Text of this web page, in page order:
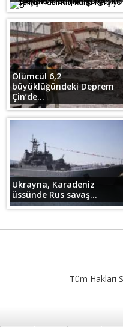
Ölümcül 6,2
büyüklüğündeki Deprem
Çin’de...
Ukrayna, Karadeniz
üssünde Rus savaş...
Tüm Hakları